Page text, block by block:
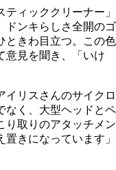
ィッククリーナー」
ドンキらしさ全開のゴ
ときわ目立つ。この色
意見を聞き、「いけ
イリスさんのサイクロ
なく、大型ヘッドとペ
り取りのアタッチメン
きになっています」